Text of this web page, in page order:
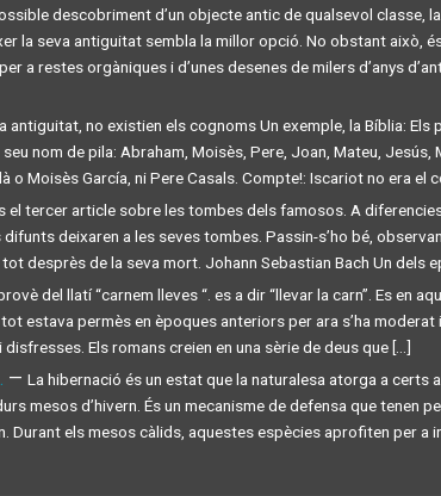
descobriment d’un objecte antic de qualsevol classe,
la seva antiguitat sembla la millor opció. No obstant això,
a restes orgàniques i d’unes desenes de milers d’anys
antiguitat, no existien els cognoms Un exemple, la Bíblia: Els
nom de pila: Abraham, Moisès, Pere, Joan, Mateu, Jesús,
o Moisès García, ni Pere Casals. Compte!: Iscariot no era el
el tercer article sobre les tombes dels famosos. A
deixaren a les seves tombes. Passin-s’ho bé,
desprès de la seva mort. Johann Sebastian Bach Un dels
del llatí “carnem lleves “. es a dir “llevar la carn”. Es en
estava permès en èpoques anteriors per ara s’ha moderat
Els romans creien en una sèrie de deus que [...]
— La hibernació és un estat que la naturalesa atorga a certs
mesos d’hivern. És un mecanisme de defensa que tenen
Durant els mesos càlids, aquestes espècies aprofiten per a